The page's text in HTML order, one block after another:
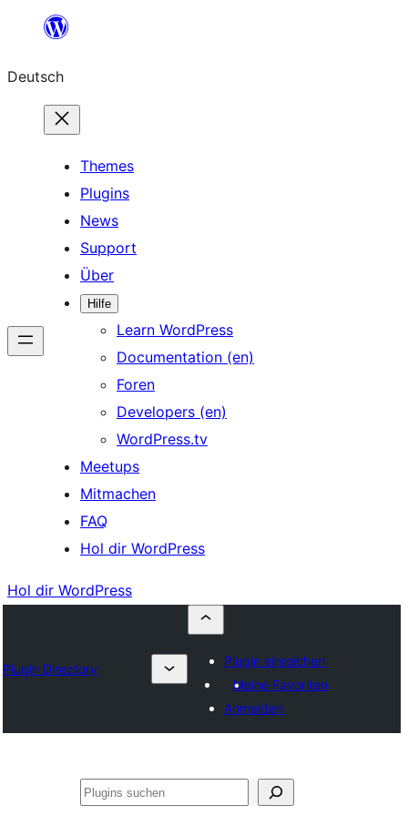
springen
Deutsch
Themes
Plugins
News
Support
Über
Hilfe
Learn WordPress
Documentation (en)
Foren
Developers (en)
WordPress.tv
Meetups
Mitmachen
FAQ
Hol dir WordPress
Hol dir WordPress
Plugin Directory
Plugin einreichen
Meine Favoriten
Anmelden
Suchen